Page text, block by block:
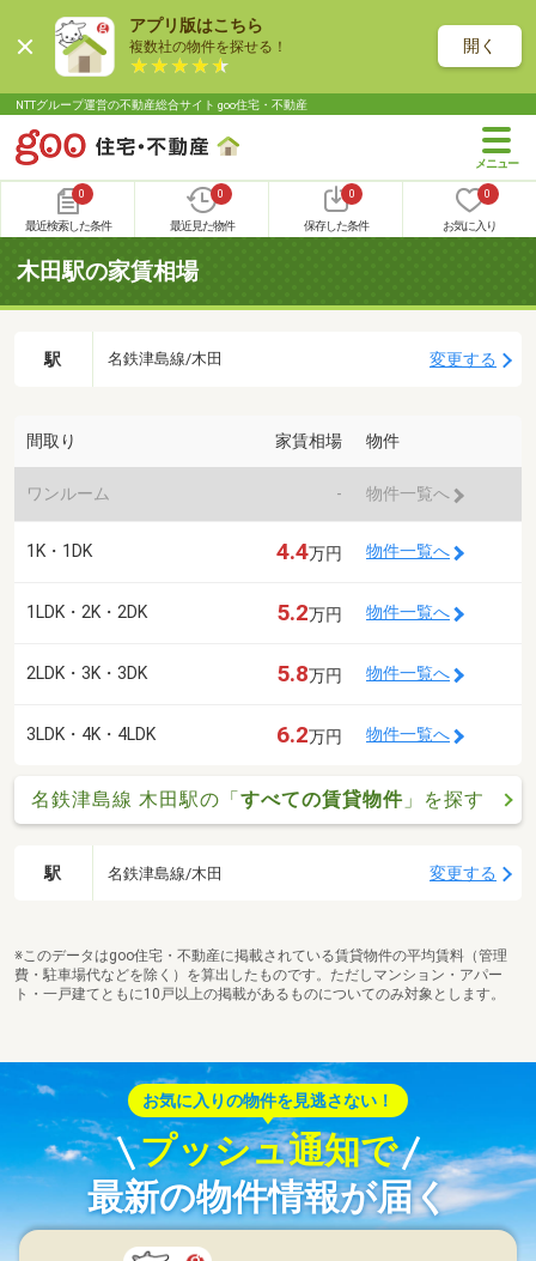
アプリ版はこちら
複数社の物件を探せる！ 開く
NTTグループ運営の不動産総合サイト goo住宅・不動産
0
最近検索した条件
0
最近見た物件
0
保存した条件
0
お気に入り
木田駅の家賃相場
駅 名鉄津島線/木田 変更する
間取り 家賃相場 物件
ワンルーム - 物件一覧へ
1K・1DK 4.4万円 物件一覧へ
1LDK・2K・2DK 5.2万円 物件一覧へ
2LDK・3K・3DK 5.8万円 物件一覧へ
3LDK・4K・4LDK 6.2万円 物件一覧へ
名鉄津島線 木田駅の「すべての賃貸物件 」を探す
駅 名鉄津島線/木田 変更する
※このデータはgoo住宅・不動産に掲載されている賃貸物件の平均賃料（管理
費・駐車場代などを除く）を算出したものです。ただしマンション・アパー
ト・一戸建てともに10戸以上の掲載があるものについてのみ対象とします。
お気に入りの物件を見逃さない！
プッシュ通知で
最新の物件情報が届く